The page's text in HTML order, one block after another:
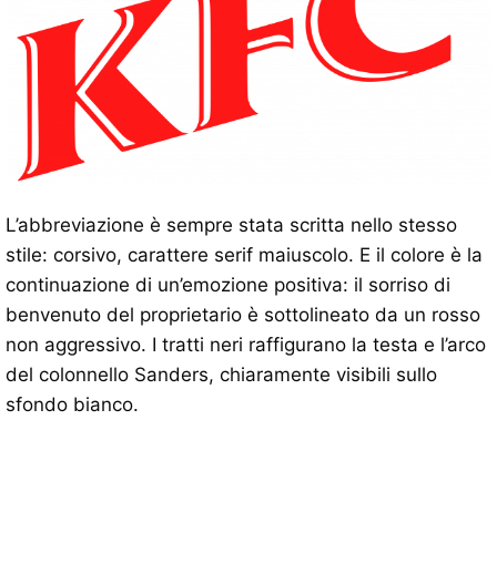
L’abbreviazione è sempre stata scritta nello stesso
stile: corsivo, carattere serif maiuscolo. E il colore è la
continuazione di un’emozione positiva: il sorriso di
benvenuto del proprietario è sottolineato da un rosso
non aggressivo. I tratti neri raffigurano la testa e l’arco
del colonnello Sanders, chiaramente visibili sullo
sfondo bianco.